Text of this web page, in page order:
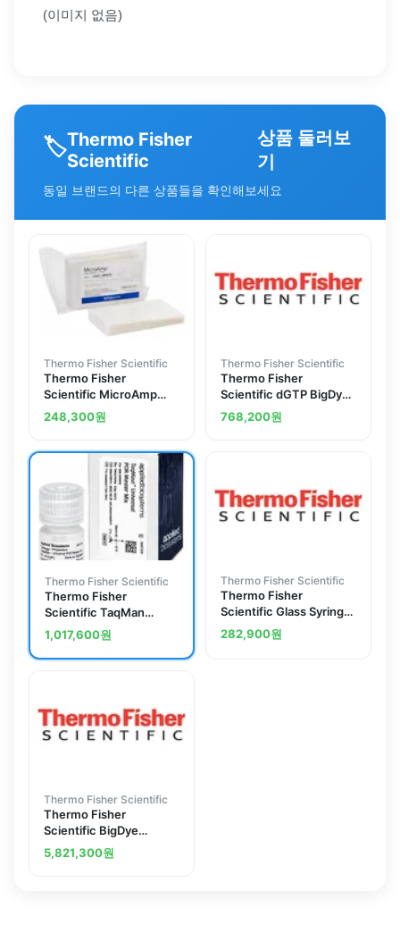
(이미지 없음)
🏷️Thermo Fisher
Scientific
상품 둘러보
기
동일 브랜드의 다른 상품들을 확인해보세요
Thermo Fisher Scientific
Thermo Fisher
Scientific MicroAmp
Clear Adhesive Film
248,300원
Thermo Fisher Scientific
Thermo Fisher
Scientific dGTP BigDye
Terminator v1.0 &amp;
v3.0 5X Sequencing
768,200원
Thermo Fisher Scientific
Thermo Fisher
Scientific TaqMan
Universal PCR Master
Mix, 1 x 5 mL
1,017,600원
Thermo Fisher Scientific
Thermo Fisher
Scientific Glass Syringe,
1.0 mL
282,900원
Thermo Fisher Scientific
Thermo Fisher
Scientific BigDye
Terminator v1.0 &amp;
v3.0 5X Sequencing
5,821,300원